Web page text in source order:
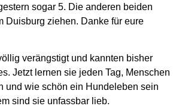
sogar 5. Die anderen beiden
Duisburg ziehen. Danke für eure
verängstigt und kannten bisher
Jetzt lernen sie jeden Tag, Menschen
und wie schön ein Hundeleben sein
sind sie unfassbar lieb.